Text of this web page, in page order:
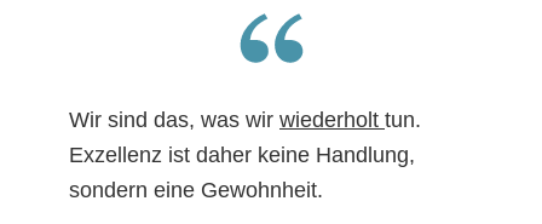
Wir sind das, was wir wiederholt tun.
Exzellenz ist daher keine Handlung,
sondern eine Gewohnheit.